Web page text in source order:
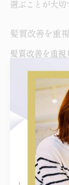
選ぶことが大切
髪質改善を重
髪質改善を重
ージレスカラ
ダーメイド施
東中野エリア
案ができるサ
また、使用す
アのサポート
や、次回以降